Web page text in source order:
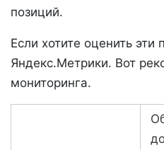
позиций.
Если хотите оценить эти
Яндекс.Метрики. Вот
мониторинга.